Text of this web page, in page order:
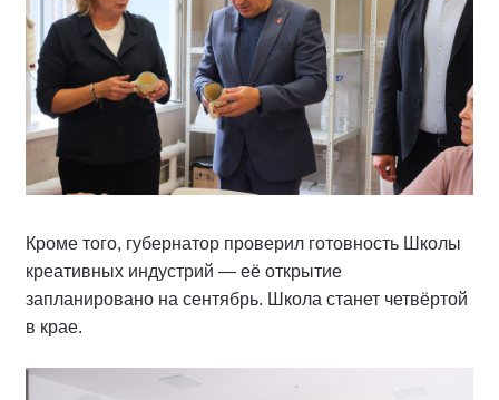
Кроме того, губернатор проверил готовность Школы
креативных индустрий — её открытие
запланировано на сентябрь. Школа станет четвёртой
в крае.